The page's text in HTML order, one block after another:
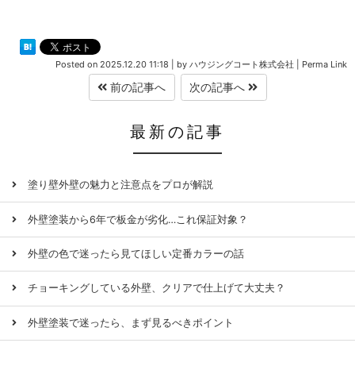
Posted on 2025.12.20 11:18 by ハウジングコート株式会社 Perma Link
前の記事へ 次の記事へ
最新の記事
塗り壁外壁の魅力と注意点をプロが解説
外壁塗装から6年で板金が劣化…これ保証対象？
外壁の色で迷ったら見てほしい定番カラーの話
チョーキングしている外壁、クリアで仕上げて大丈夫？
外壁塗装で迷ったら、まず見るべきポイント